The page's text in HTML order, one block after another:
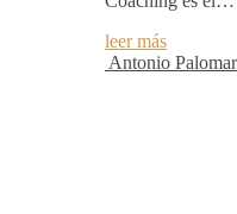
leer más
Antonio